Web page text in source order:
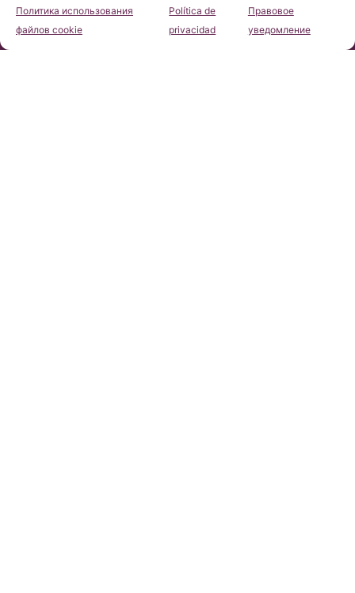
Политика использования
файлов cookie
Política de
privacidad
Правовое
уведомление
переводом сайта-источника на испанском языке, перевод
Сирингомиелии & Сколиоза и его целью является помочь
Консультация